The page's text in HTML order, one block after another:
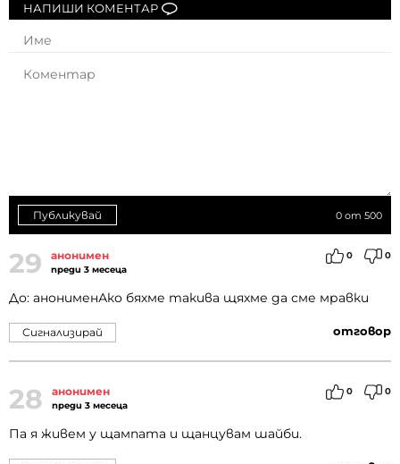
НАПИШИ КОМЕНТАР
0 от 500
Публикувай
29 анонимен
преди 3 месеца
0 0
До: анонименАко бяхме такива щяхме да сме мравки
отговор
Сигнализирай
28 анонимен
преди 3 месеца
0 0
Па я живем у щампата и щанцувам шайби.